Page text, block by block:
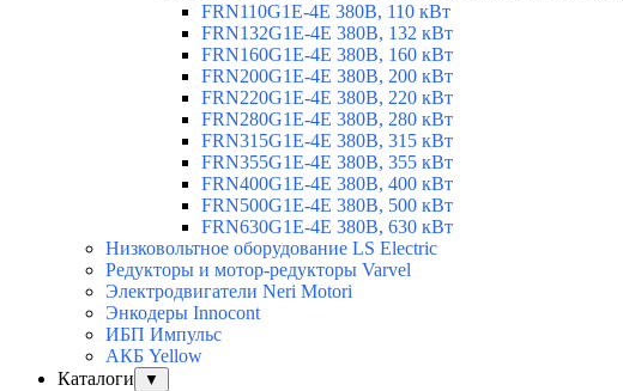
FRN110G1E-4E 380В, 110 кВт
FRN132G1E-4E 380В, 132 кВт
FRN160G1E-4E 380В, 160 кВт
FRN200G1E-4E 380В, 200 кВт
FRN220G1E-4E 380В, 220 кВт
FRN280G1E-4E 380В, 280 кВт
FRN315G1E-4E 380В, 315 кВт
FRN355G1E-4E 380В, 355 кВт
FRN400G1E-4E 380В, 400 кВт
FRN500G1E-4E 380В, 500 кВт
FRN630G1E-4E 380В, 630 кВт
Низковольтное оборудование LS Electric
Редукторы и мотор-редукторы Varvel
Электродвигатели Neri Motori
Энкодеры Innocont
ИБП Импульс
АКБ Yellow
Каталоги
▼